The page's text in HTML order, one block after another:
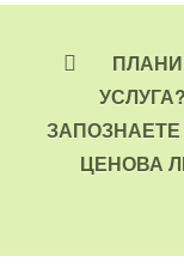
ЦЕНОВА